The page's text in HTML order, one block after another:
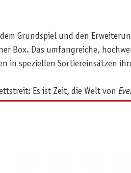
Grundspiel und den
Box. Das umfangreiche,
in speziellen Sortiereinsätzen
Es ist Zeit, die Welt von